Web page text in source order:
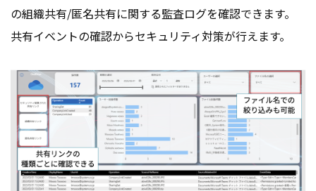
の組織共有/匿名共有に関する監査ログを確認できます。
共有イベントの確認からセキュリティ対策が行えます。